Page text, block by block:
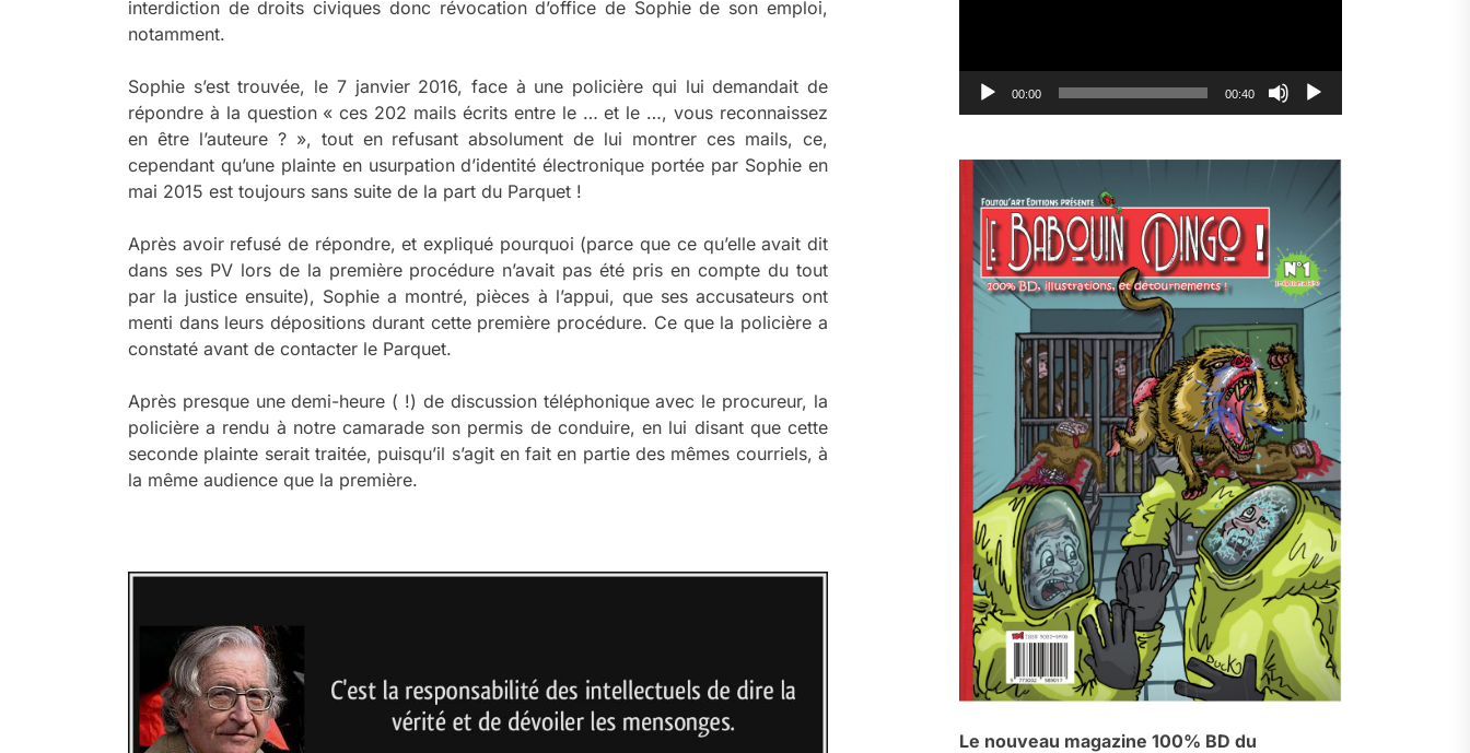
interdiction de droits civiques donc révocation d’office de Sophie de son emploi,
notamment.
Sophie s’est trouvée, le 7 janvier 2016, face à une policière qui lui demandait de
répondre à la question « ces 202 mails écrits entre le … et le …, vous reconnaissez
en être l’auteure ? », tout en refusant absolument de lui montrer ces mails, ce,
cependant qu’une plainte en usurpation d’identité électronique portée par Sophie en
mai 2015 est toujours sans suite de la part du Parquet !
Après avoir refusé de répondre, et expliqué pourquoi (parce que ce qu’elle avait dit
dans ses PV lors de la première procédure n’avait pas été pris en compte du tout
par la justice ensuite), Sophie a montré, pièces à l’appui, que ses accusateurs ont
menti dans leurs dépositions durant cette première procédure. Ce que la policière a
constaté avant de contacter le Parquet.
Après presque une demi-heure ( !) de discussion téléphonique avec le procureur, la
policière a rendu à notre camarade son permis de conduire, en lui disant que cette
seconde plainte serait traitée, puisqu’il s’agit en fait en partie des mêmes courriels, à
la même audience que la première.
00:00 00:40
Le nouveau magazine 100% BD du